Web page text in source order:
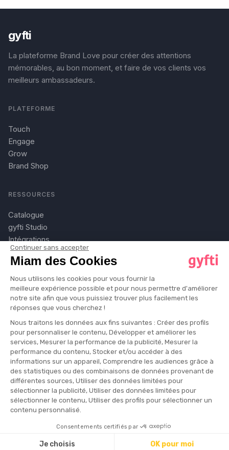
gyfti
La plateforme Brand Love pour créer des attentions
mémorables, au bon moment, et faire de vos clients vos
meilleurs ambassadeurs.
PLATEFORME
Touch
Engage
Grow
Brand Shop
RESSOURCES
Catalogue
gyfti Studio
Intégrations
Secteurs
Tarifs
Blog
ENTREPRISE
Nous rejoindre
Contact
© 2026 gyfti. Tous droits réservés.
Confidentialité
CGU
Continuer sans accepter
Miam des Cookies
Nous utilisons les cookies pour vous fournir la
meilleure expérience possible et pour nous permettre d'améliorer
notre site afin que vous puissiez trouver plus facilement les
réponses que vous cherchez !
Nous traitons les données aux fins suivantes : Créer des profils
pour personnaliser le contenu, Développer et améliorer les
services, Mesurer la performance de la publicité, Mesurer la
performance du contenu, Stocker et/ou accéder à des
informations sur un appareil, Comprendre les audiences grâce à
des statistiques ou des combinaisons de données provenant de
différentes sources, Utiliser des données limitées pour
sélectionner la publicité, Utiliser des données limitées pour
sélectionner le contenu, Utiliser des profils pour sélectionner un
contenu personnalisé.
Consentements certifiés par
Je choisis OK pour moi